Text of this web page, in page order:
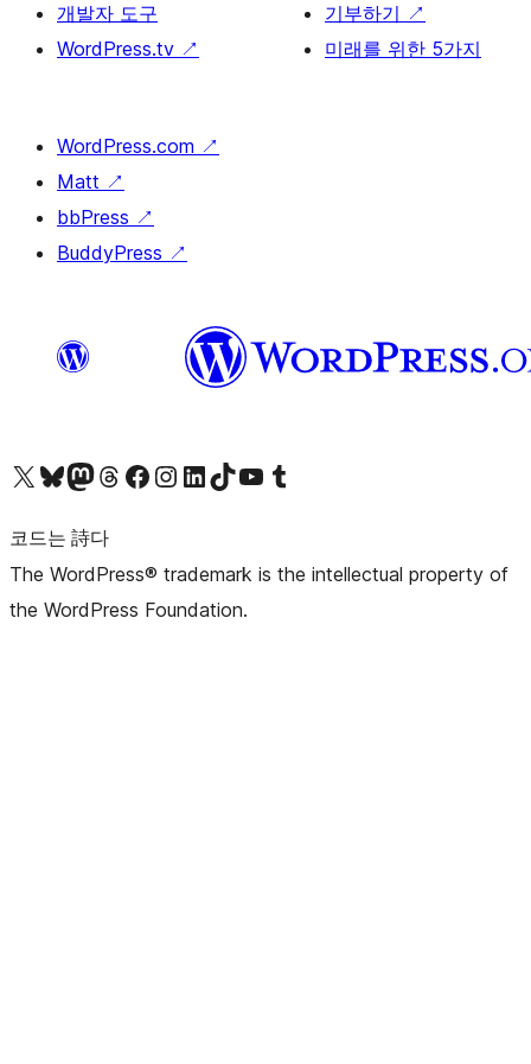
개발자 도구
WordPress.tv ↗
기부하기 ↗
미래를 위한 5가지
WordPress.com ↗
Matt ↗
bbPress ↗
BuddyPress ↗
X(이전 트위터) 계정 방문하기블루스카이 계정 방문하기마스토돈 계정 방문하기스레드 계정 방문하기 페이스북 페이지 방문하기인스타그램 계정 방문하기 LinkedIn 계정 방문하기틱톡 계정 방문하기유튜브 채널 방문하기 텀블러 계정 방문하기
코드는 詩다
The WordPress® trademark is the intellectual property of
the WordPress Foundation.